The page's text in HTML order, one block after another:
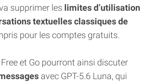
supprimer les limites d’utilisation
textuelles classiques de
pour les comptes gratuits.
et Go pourront ainsi discuter
avec GPT-5.6 Luna, qui